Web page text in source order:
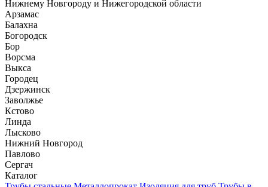
Нижнему Новгороду и Нижегородской области
Арзамас
Балахна
Богородск
Бор
Ворсма
Выкса
Городец
Дзержинск
Заволжье
Кстово
Линда
Лысково
Нижний Новгород
Павлово
Сергач
Каталог